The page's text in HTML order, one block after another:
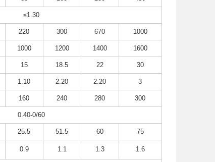
≤1.30
220 300 670 1000
1000 1200 1400 1600
15 18.5 22 30
1.10 2.20 2.20 3
160 240 280 300
0.40-0/60
25.5 51.5 60 75
0.9 1.1 1.3 1.6